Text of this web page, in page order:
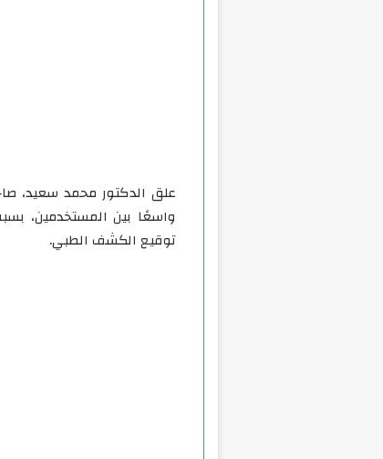
علق الدكتور محمد سعيد،
واسعًا بين المستخدمين،
توقيع الكشف الطبي.